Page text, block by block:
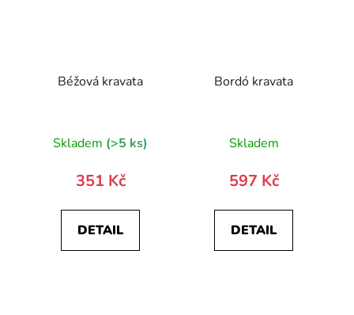
Béžová kravata
Skladem (>5 ks)
351 Kč
DETAIL
Bordó kravata
Skladem
597 Kč
DETAIL